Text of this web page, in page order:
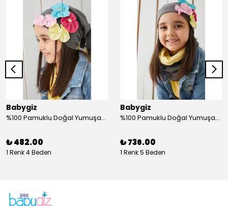
Babygiz
%100 Pamuklu Doğal Yumuşak Çift Katlı Penye Füme Çiçekli Kız Çocuk Bebek Şapka Bere
₺ 482.00
1 Renk 4 Beden
Babygiz
%100 Pamuklu Doğal Yumuşak Çift Katlı Penye Kız Çocuk Bebek Bere Boyunluk Set
₺ 736.00
1 Renk 5 Beden